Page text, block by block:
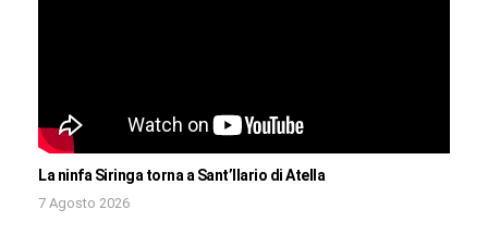
La ninfa Siringa torna a Sant’Ilario di Atella
7 Agosto 2026